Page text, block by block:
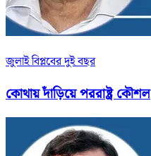
জুলাই বিপ্লবের দুই বছর
কোথায় দাঁড়িয়ে পররাষ্ট্র কৌশল